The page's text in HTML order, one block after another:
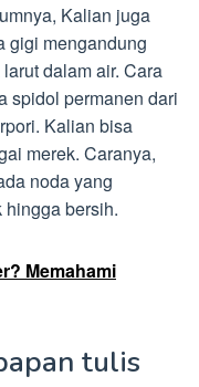
Kalian juga
gigi mengandung
dalam air. Cara
spidol permanen dari
Kalian bisa
merek. Caranya,
noda yang
bersih.
Memahami
tulis